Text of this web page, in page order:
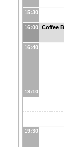
15:30
16:00 Coffee
16:40
18:10
19:30